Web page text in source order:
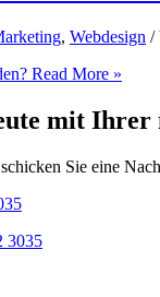
, Webdesign /
Read More »
mit Ihrer
Sie eine
3035